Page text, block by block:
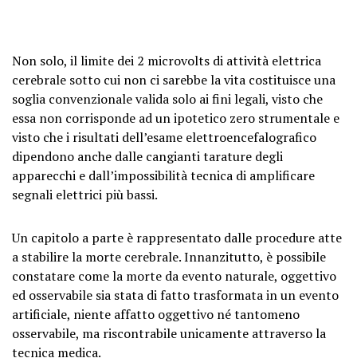
Non solo, il limite dei 2 microvolts di attività elettrica
cerebrale sotto cui non ci sarebbe la vita costituisce una
soglia convenzionale valida solo ai fini legali, visto che
essa non corrisponde ad un ipotetico zero strumentale e
visto che i risultati dell’esame elettroencefalografico
dipendono anche dalle cangianti tarature degli
apparecchi e dall’impossibilità tecnica di amplificare
segnali elettrici più bassi.
Un capitolo a parte è rappresentato dalle procedure atte
a stabilire la morte cerebrale. Innanzitutto, è possibile
constatare come la morte da evento naturale, oggettivo
ed osservabile sia stata di fatto trasformata in un evento
artificiale, niente affatto oggettivo né tantomeno
osservabile, ma riscontrabile unicamente attraverso la
tecnica medica.